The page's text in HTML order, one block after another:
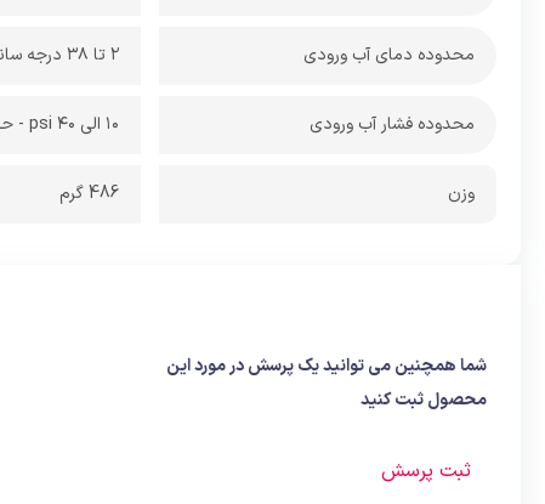
محدوده دمای آب ورودی 2 تا 38 درجه سانتی گراد
محدوده فشار آب ورودی 10 الی 40 psi - حداکثر فشار کاری 125psi
وزن 486 گرم
شما همچنین می توانید یک پرسش در مورد این
محصول ثبت کنید
ثبت پرسش